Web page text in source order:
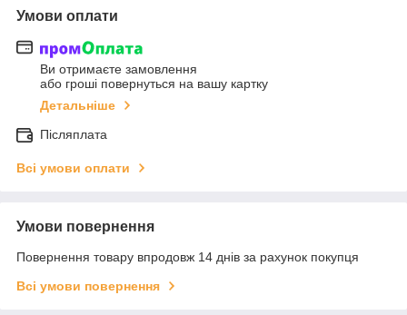
Умови оплати
Ви отримаєте замовлення
або гроші повернуться на вашу картку
Детальніше
Післяплата
Всі умови оплати
Умови повернення
Повернення товару впродовж 14 днів за рахунок покупця
Всі умови повернення